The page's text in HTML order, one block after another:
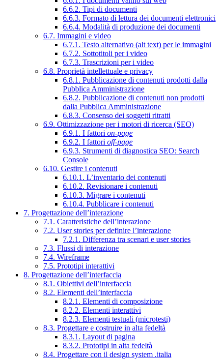
6.6.2. Tipi di documenti
6.6.3. Formato di lettura dei documenti elettronici
6.6.4. Modalità di produzione dei documenti
6.7. Immagini e video
6.7.1. Testo alternativo (alt text) per le immagini
6.7.2. Sottotitoli per i video
6.7.3. Trascrizioni per i video
6.8. Proprietà intellettuale e privacy
6.8.1. Pubblicazione di contenuti prodotti dalla
Pubblica Amministrazione
6.8.2. Pubblicazione di contenuti non prodotti
dalla Pubblica Amministrazione
6.8.3. Consenso dei soggetti ritratti
6.9. Ottimizzazione per i motori di ricerca (SEO)
6.9.1. I fattori on-page
6.9.2. I fattori off-page
6.9.3. Strumenti di diagnostica SEO: Search
Console
6.10. Gestire i contenuti
6.10.1. L’inventario dei contenuti
6.10.2. Revisionare i contenuti
6.10.3. Migrare i contenuti
6.10.4. Pubblicare i contenuti
7. Progettazione dell’interazione
7.1. Caratteristiche dell’interazione
7.2. User stories per definire l’interazione
7.2.1. Differenza tra scenari e user stories
7.3. Flussi di interazione
7.4. Wireframe
7.5. Prototipi interattivi
8. Progettazione dell’interfaccia
8.1. Obiettivi dell’interfaccia
8.2. Elementi dell’interfaccia
8.2.1. Elementi di composizione
8.2.2. Elementi interattivi
8.2.3. Elementi testuali (microtesti)
8.3. Progettare e costruire in alta fedeltà
8.3.1. Layout di pagina
8.3.2. Prototipi in alta fedeltà
8.4. Progettare con il design system .italia